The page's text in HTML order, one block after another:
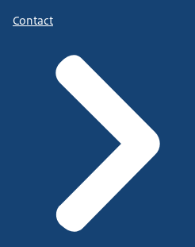
Contact